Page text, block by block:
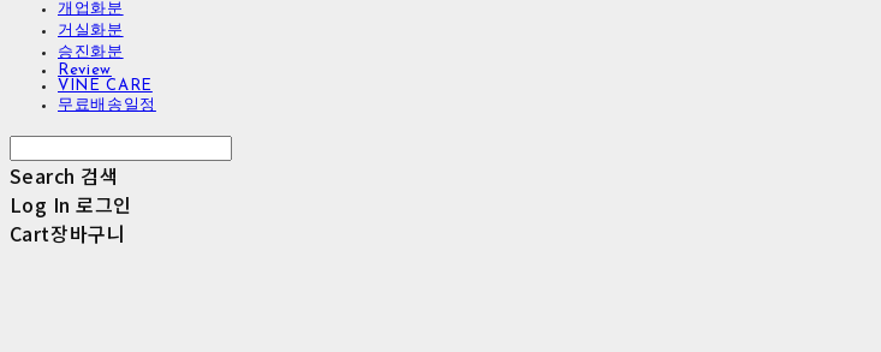
개업화분
거실화분
승진화분
Review
VINE CARE
무료배송일정
Search 검색
Log In 로그인
Cart장바구니